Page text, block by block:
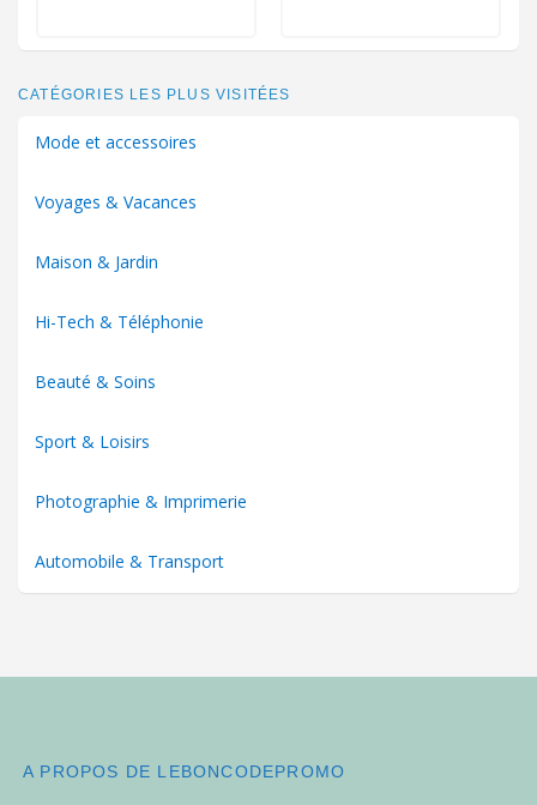
CATÉGORIES LES PLUS VISITÉES
Mode et accessoires
Voyages & Vacances
Maison & Jardin
Hi-Tech & Téléphonie
Beauté & Soins
Sport & Loisirs
Photographie & Imprimerie
Automobile & Transport
A PROPOS DE LEBONCODEPROMO